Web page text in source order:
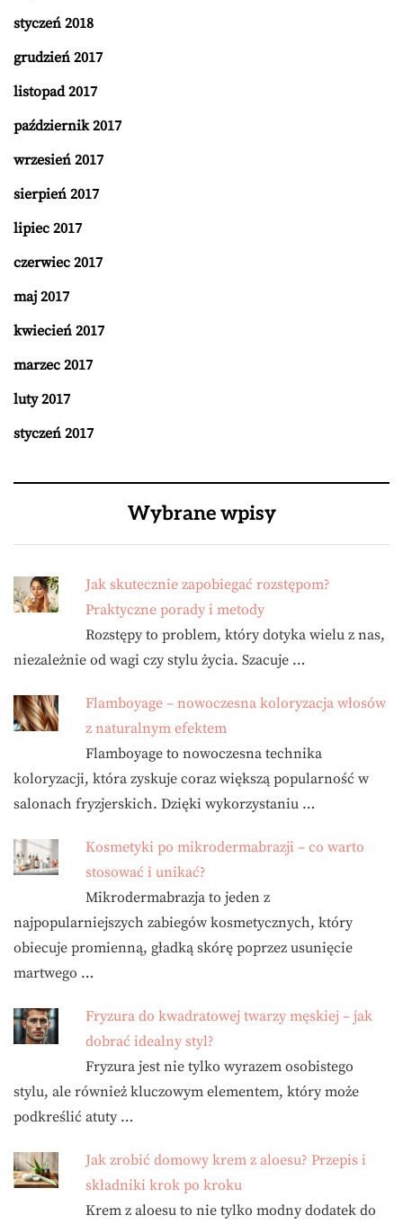
styczeń 2018
grudzień 2017
listopad 2017
październik 2017
wrzesień 2017
sierpień 2017
lipiec 2017
czerwiec 2017
maj 2017
kwiecień 2017
marzec 2017
luty 2017
styczeń 2017
Wybrane wpisy
Jak skutecznie zapobiegać rozstępom?
Praktyczne porady i metody
Rozstępy to problem, który dotyka wielu z nas,
niezależnie od wagi czy stylu życia. Szacuje …
Flamboyage – nowoczesna koloryzacja włosów
z naturalnym efektem
Flamboyage to nowoczesna technika
koloryzacji, która zyskuje coraz większą popularność w
salonach fryzjerskich. Dzięki wykorzystaniu …
Kosmetyki po mikrodermabrazji – co warto
stosować i unikać?
Mikrodermabrazja to jeden z
najpopularniejszych zabiegów kosmetycznych, który
obiecuje promienną, gładką skórę poprzez usunięcie
martwego …
Fryzura do kwadratowej twarzy męskiej – jak
dobrać idealny styl?
Fryzura jest nie tylko wyrazem osobistego
stylu, ale również kluczowym elementem, który może
podkreślić atuty …
Jak zrobić domowy krem z aloesu? Przepis i
składniki krok po kroku
Krem z aloesu to nie tylko modny dodatek do